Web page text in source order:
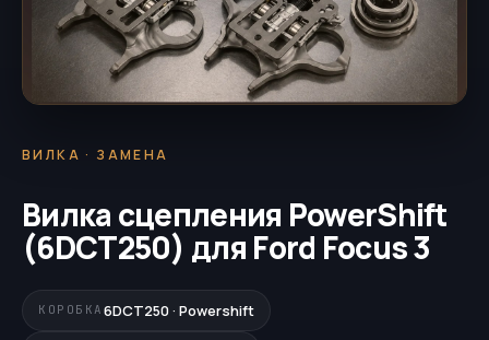
ВИЛКА · ЗАМЕНА
Вилка сцепления PowerShift
(6DCT250) для Ford Focus 3
КОРОБКА 6DCT250 · Powershift